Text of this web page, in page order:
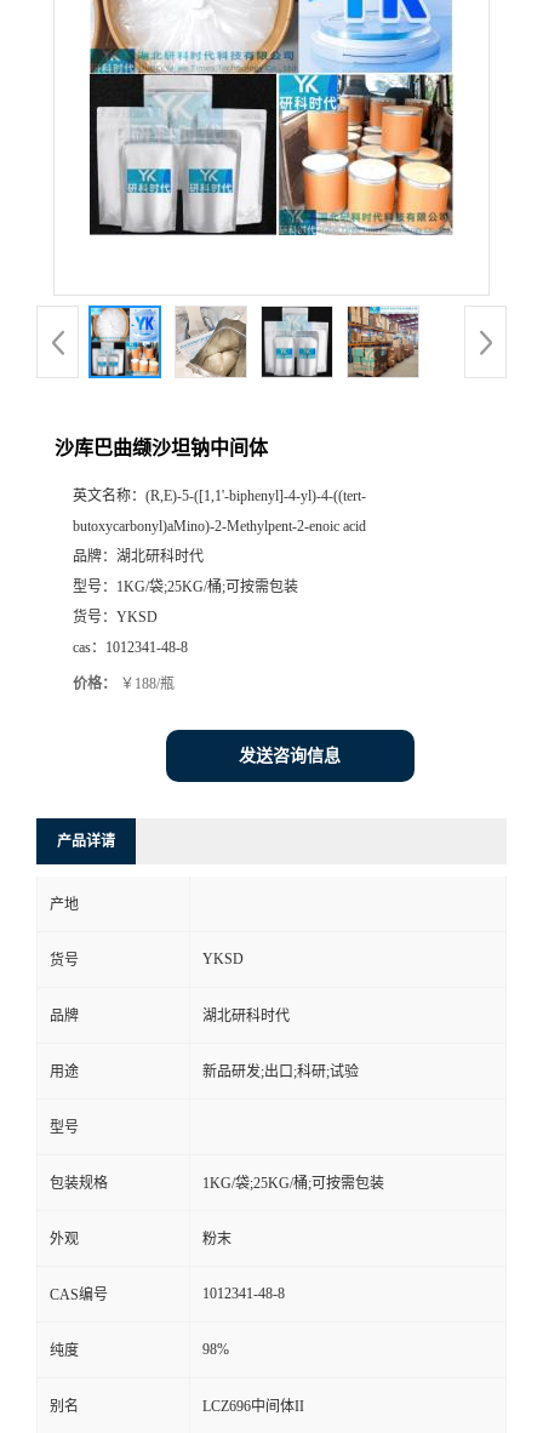
沙库巴曲缬沙坦钠中间体
英文名称： (R,E)-5-([1,1'-biphenyl]-4-yl)-4-((tert-
butoxycarbonyl)aMino)-2-Methylpent-2-enoic acid
品牌： 湖北研科时代
型号： 1KG/袋;25KG/桶;可按需包装
货号： YKSD
cas： 1012341-48-8
价格： ￥188/瓶
发送咨询信息
产品详请
产地
货号 YKSD
品牌 湖北研科时代
用途 新品研发;出口;科研;试验
型号
包装规格 1KG/袋;25KG/桶;可按需包装
外观 粉末
CAS编号 1012341-48-8
纯度 98%
别名 LCZ696中间体II